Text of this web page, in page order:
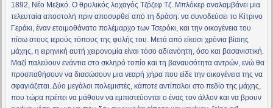
1892, Νέο Μεξικό. Ο θρυλικός λοχαγός Τζόζεφ Τζ. Μπλόκερ αναλαμβάνει μια
τελευταία αποστολή πριν αποσυρθεί από τη δράση: να συνοδεύσει το Κίτρινο
Γεράκι, έναν ετοιμοθάνατο πολέμαρχο των Τσερόκι, και την οικογένεια του
πίσω στους ιερούς τόπους της φυλής του. Μετά από είκοσι χρόνια βίαιης
μάχης, η ειρηνική αυτή χειρονομία είναι τόσο αδιανόητη, όσο και βασανιστική.
Μαζί παλεύουν ενάντια στο σκληρό τοπίο και τη βαναυσότητα αντρών, ενώ θα
προσπαθήσουν να διασώσουν μια νεαρή χήρα που είδε την οικογένεια της να
σφαγιάζεται. Δύο μεγάλοι πολεμιστές, κάποτε αντίπαλοι στο πεδίο της μάχης,
που τώρα πρέπει να μάθουν να εμπιστεύονται ο ένας τον άλλον και να βρουν